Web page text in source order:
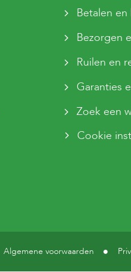
Betalen
Bezorgen
Ruilen en
Garanties
Zoek een
Cookie
Algemene voorwaarden